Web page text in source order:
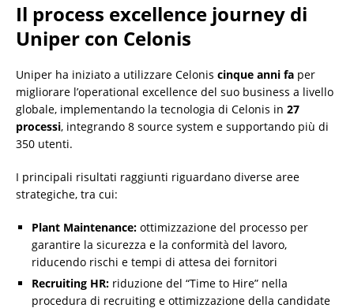
Il process excellence journey di
Uniper con Celonis
Uniper ha iniziato a utilizzare Celonis cinque anni fa per
migliorare l’operational excellence del suo business a livello
globale, implementando la tecnologia di Celonis in 27
processi, integrando 8 source system e supportando più di
350 utenti.
I principali risultati raggiunti riguardano diverse aree
strategiche, tra cui:
Plant Maintenance: ottimizzazione del processo per
garantire la sicurezza e la conformità del lavoro,
riducendo rischi e tempi di attesa dei fornitori
Recruiting HR: riduzione del “Time to Hire” nella
procedura di recruiting e ottimizzazione della candidate